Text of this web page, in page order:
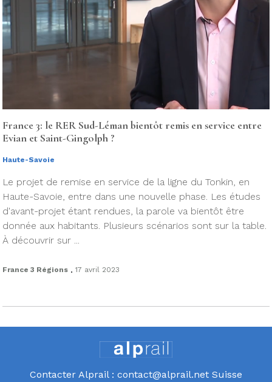
France 3: le RER Sud-Léman bientôt remis en service entre
Evian et Saint-Gingolph ?
Haute-Savoie
Le projet de remise en service de la ligne du Tonkin, en
Haute-Savoie, entre dans une nouvelle phase. Les études
d'avant-projet étant rendues, la parole va bientôt être
donnée aux habitants. Plusieurs scénarios sont sur la table.
À découvrir sur ...
France 3 Régions . 17 avril 2023
Contacter Alprail : contact@alprail.net Suisse